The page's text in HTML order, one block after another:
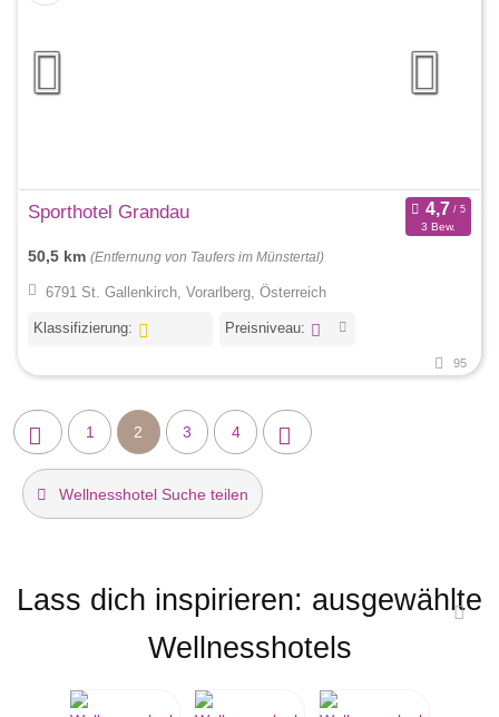
Sporthotel Grandau
3 Bew.
50,5 km (Entfernung von Taufers im Münstertal)
6791 St. Gallenkirch, Vorarlberg, Österreich
Klassifizierung: Preisniveau:
95
1 2 3 4
Wellnesshotel Suche teilen
Lass dich inspirieren: ausgewählte
Wellnesshotels